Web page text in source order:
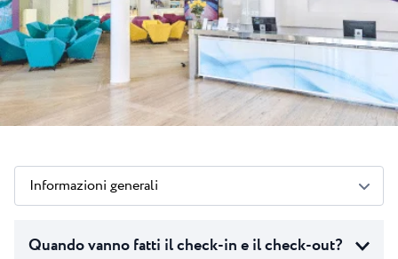
Spiaggie
Plava Laguna Sport
Soggiorno attivo
Marine
Pepi Club
Novità
Contatto
Informazioni generali
Quando vanno fatti il check-in e il check-out?